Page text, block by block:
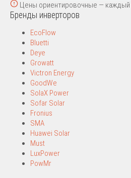
Цены ориентировочные — каждый
Бренды инверторов
EcoFlow
Bluetti
Deye
Growatt
Victron Energy
GoodWe
SolaX Power
Sofar Solar
Fronius
SMA
Huawei Solar
Must
LuxPower
PowMr